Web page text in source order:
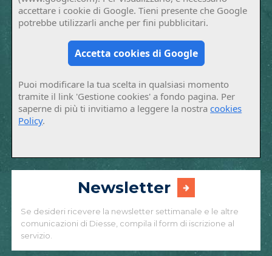
accettare i cookie di Google. Tieni presente che Google
potrebbe utilizzarli anche per fini pubblicitari.
Accetta cookies di Google
Puoi modificare la tua scelta in qualsiasi momento
tramite il link 'Gestione cookies' a fondo pagina. Per
saperne di più ti invitiamo a leggere la nostracookies
Policy.
Newsletter
Se desideri ricevere la newsletter settimanale e le altre
comunicazioni di Diesse, compila il form di iscrizione al
servizio.